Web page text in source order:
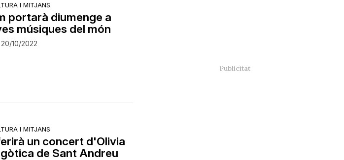
I MITJANS
portarà diumenge a
músiques del món
20/10/2022
I MITJANS
un concert d'Olivia
de Sant Andreu